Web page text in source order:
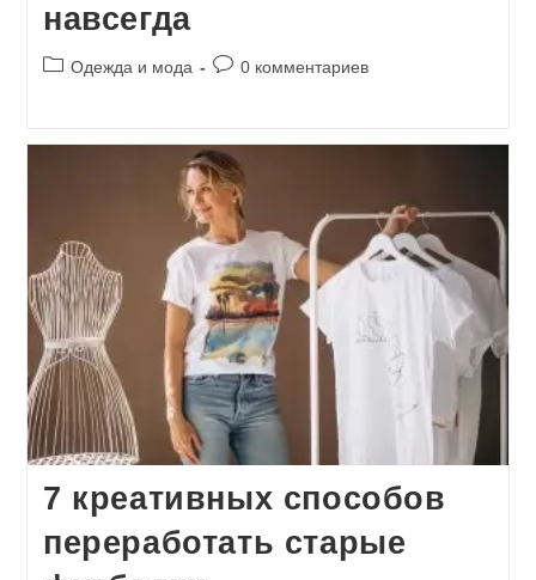
навсегда
Рубрика
Одежда и мода
Комментарии
0 комментариев
7 креативных способов
переработать старые